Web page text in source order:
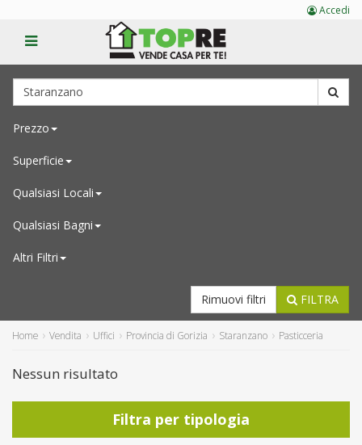
Prezzo
Superficie
Qualsiasi Locali
Qualsiasi Bagni
Altri Filtri
FILTRA
Rimuovi filtri
Home Vendita Uffici Provincia di Gorizia Staranzano Pasticceria
Nessun risultato
Filtra per tipologia
Accedi